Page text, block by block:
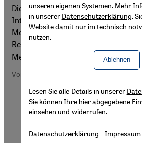
Die jüngsten Entlassungen von
Intellektuellen haben eine neue
Meinungsfreiheit in der Türkei
Referendum über eine
Medien unter Regierungsdruck. Von
Von Senada Sokollu
unseren eigenen Systemen. Mehr
in unserer Datenschutzerklärung.
Website damit nur im technisch
nutzen.
Ablehnen
Lesen Sie alle Details in unserer
Sie können Ihre hier abgegebene
einsehen und widerrufen.
Datenschutzerklärung Impressum